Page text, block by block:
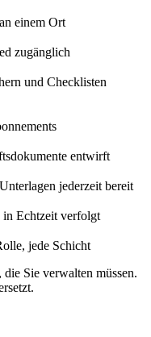
einem Ort
zugänglich
und Checklisten
entwirft
jederzeit bereit
in Echtzeit verfolgt
jede Schicht
Sie verwalten müssen.